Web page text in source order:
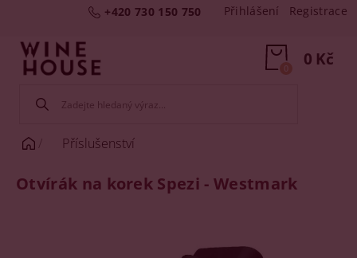
+420 730 150 750 Přihlášení Registrace
0 Kč
0
Příslušenství
Otvírák na korek Spezi - Westmark